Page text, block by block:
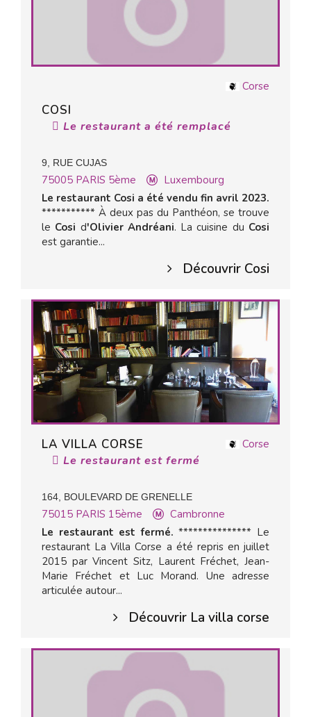
Corse
COSI
Le restaurant a été remplacé
9, RUE CUJAS
75005 PARIS 5ème
Luxembourg
Le restaurant Cosi a été vendu fin avril 2023.
*********** À deux pas du Panthéon, se trouve
le Cosi d'Olivier Andréani. La cuisine du Cosi
est garantie...
Découvrir Cosi
Corse
LA VILLA CORSE
Le restaurant est fermé
164, BOULEVARD DE GRENELLE
75015 PARIS 15ème
Cambronne
Le restaurant est fermé. *************** Le
restaurant La Villa Corse a été repris en juillet
2015 par Vincent Sitz, Laurent Fréchet, Jean-
Marie Fréchet et Luc Morand. Une adresse
articulée autour...
Découvrir La villa corse